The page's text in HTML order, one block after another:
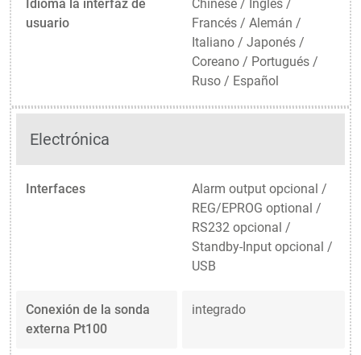
Idioma la interfaz de
usuario
Chinese / Inglés /
Francés / Alemán /
Italiano / Japonés /
Coreano / Portugués /
Ruso / Español
Electrónica
Interfaces
Alarm output opcional /
REG/EPROG optional /
RS232 opcional /
Standby-Input opcional /
USB
Conexión de la sonda
externa Pt100
integrado